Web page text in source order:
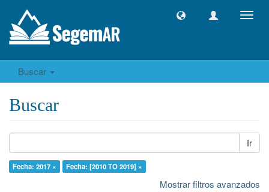
Buscar
Buscar
Ir
Fecha: 2017 × Fecha: [2010 TO 2019] ×
Mostrar filtros avanzados